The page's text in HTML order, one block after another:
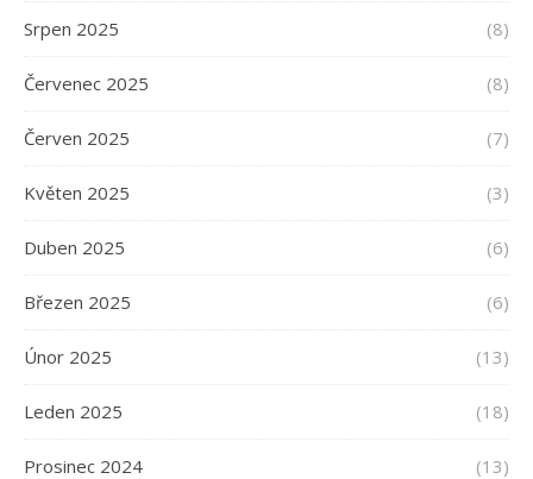
Srpen 2025 (8)
Červenec 2025 (8)
Červen 2025 (7)
Květen 2025 (3)
Duben 2025 (6)
Březen 2025 (6)
Únor 2025 (13)
Leden 2025 (18)
Prosinec 2024 (13)